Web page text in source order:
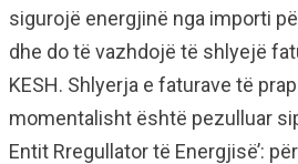
sigurojë energjinë nga importi
dhe do të vazhdojë të shlyejë
KESH. Shlyerja e faturave të
momentalisht është pezulluar
Entit Rregullator të Energjisë’: